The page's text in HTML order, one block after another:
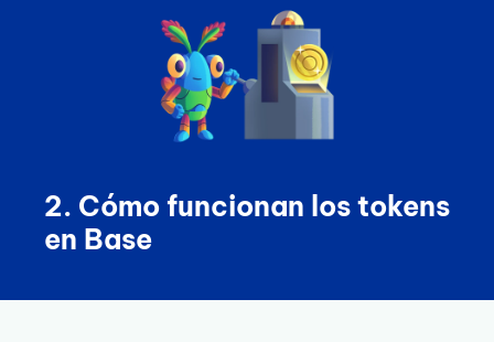
2. Cómo funcionan los tokens
en Base